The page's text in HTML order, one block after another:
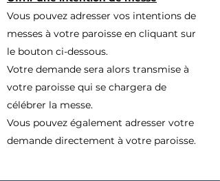
Vous pouvez adresser vos intentions de
messes à votre paroisse en cliquant sur
le bouton ci-dessous.
Votre demande sera alors transmise à
votre paroisse qui se chargera de
célébrer la messe.
Vous pouvez également adresser votre
demande directement à votre paroisse.